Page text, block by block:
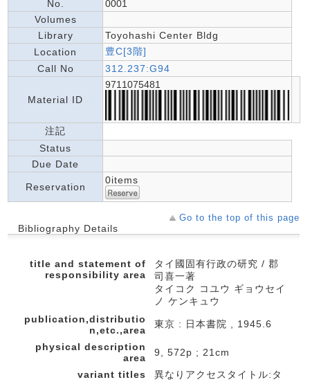
No.
0001
Volumes
Library
Toyohashi Center Bldg
Location
豊C[3階]
Call No
312.237:G94
Material ID
9711075481
注記
Status
Due Date
Reservation
0items
Go to the top of this page
Bibliography Details
title and statement of
responsibility area
タイ國固有行政の研究 / 郡
司喜一著
タイコク コユウ ギョウセイ
ノ ケンキュウ
publication,distributio
n,etc.,area
東京 : 日本書院 , 1945.6
physical description
area
9, 572p ; 21cm
variant titles
異なりアクセスタイトル:タ